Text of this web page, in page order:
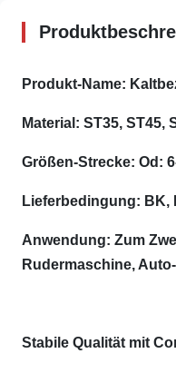
Produkt-Name:
Material: ST35, ST45,
Größen-Strecke: Od:
Lieferbedingung: BK,
Anwendung: Zum
Rudermaschine,
Stabile Qualität mit